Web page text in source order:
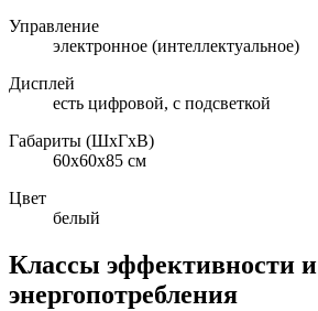
Управление
электронное (интеллектуальное)
Дисплей
есть цифровой, с подсветкой
Габариты (ШxГxВ)
60x60x85 см
Цвет
белый
Классы эффективности и
энергопотребления